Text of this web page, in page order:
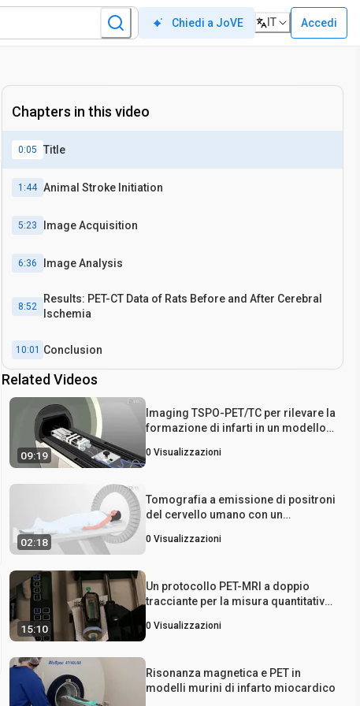
Chiedi a JoVE IT Accedi
Chapters in this video
0:05 Title
1:44 Animal Stroke Initiation
5:23 Image Acquisition
6:36 Image Analysis
8:52
Results: PET-CT Data of Rats Before and After Cerebral
Ischemia
10:01 Conclusion
Related Videos
09:19
Imaging TSPO-PET/TC per rilevare la
formazione di infarti in un modello
0 Visualizzazioni
02:18
Tomografia a emissione di positroni
del cervello umano con un
0 Visualizzazioni
15:10
Un protocollo PET-MRI a doppio
tracciante per la misura quantitativa
energetici cerebrali regionali nel
0 Visualizzazioni
Risonanza magnetica e PET in
modelli murini di infarto miocardico